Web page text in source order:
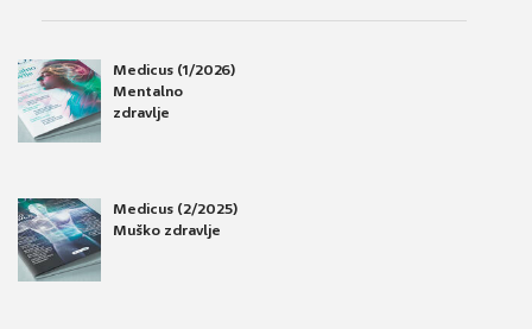
Medicus (1/2026)
Mentalno
zdravlje
Medicus (2/2025)
Muško zdravlje